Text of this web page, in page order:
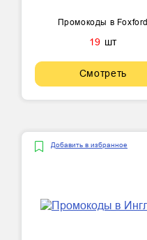
Промокоды в Foxford
19 шт
Смотреть
Добавить в избранное